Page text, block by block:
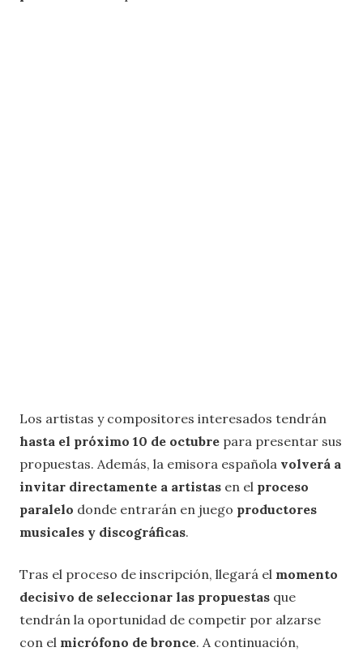
Los artistas y compositores interesados tendrán
hasta el próximo 10 de octubre para presentar sus
propuestas. Además, la emisora española volverá a
invitar directamente a artistas en el proceso
paralelo donde entrarán en juego productores
musicales y discográficas.
Tras el proceso de inscripción, llegará el momento
decisivo de seleccionar las propuestas que
tendrán la oportunidad de competir por alzarse
con el micrófono de bronce. A continuación,